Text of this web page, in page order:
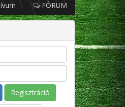
FÓRUM
Regisztráció